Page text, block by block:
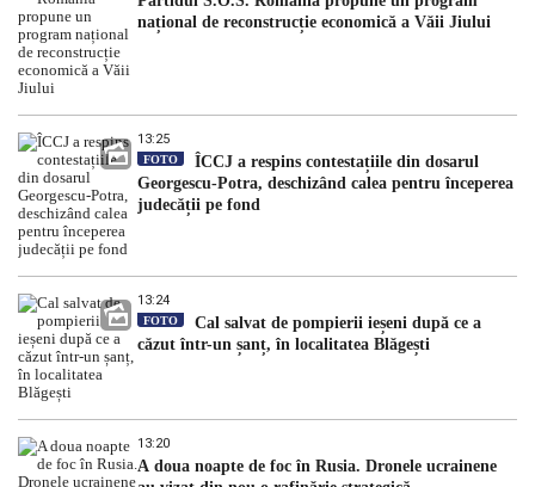
național de reconstrucție economică a Văii Jiului
13:25
FOTO
ÎCCJ a respins contestațiile din dosarul
Georgescu-Potra, deschizând calea pentru începerea
judecății pe fond
13:24
FOTO
Cal salvat de pompierii ieșeni după ce a
căzut într-un șanț, în localitatea Blăgești
13:20
A doua noapte de foc în Rusia. Dronele ucrainene